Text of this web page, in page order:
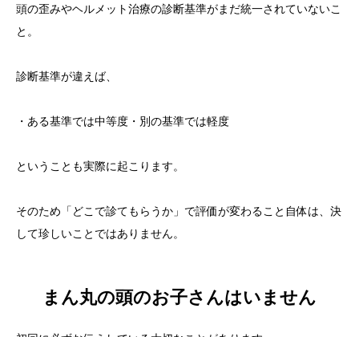
頭の歪みやヘルメット治療の診断基準がまだ統一されていないこ
と。
診断基準が違えば、
・ある基準では中等度・別の基準では軽度
ということも実際に起こります。
そのため「どこで診てもらうか」で評価が変わること自体は、決
して珍しいことではありません。
まん丸の頭のお子さんはいません